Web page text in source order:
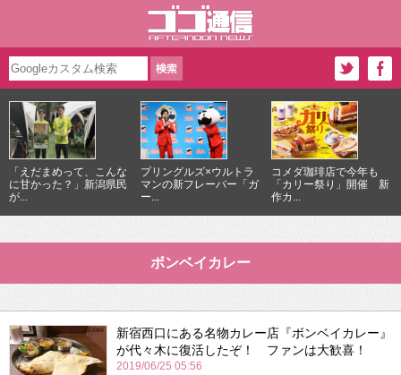
「えだまめって、こんな
に甘かった？」新潟県民
が...
プリングルズ×ウルトラ
マンの新フレーバー「ガ
ー...
コメダ珈琲店で今年も
「カリー祭り」開催 新
作カ...
ボンベイカレー
新宿西口にある名物カレー店『ボンベイカレー』
が代々木に復活したぞ！ ファンは大歓喜！
2019/06/25 05:56